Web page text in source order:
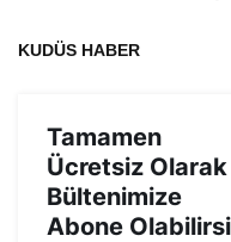
KUDÜS HABER
Tamamen
Ücretsiz Olarak
Bültenimize
Abone